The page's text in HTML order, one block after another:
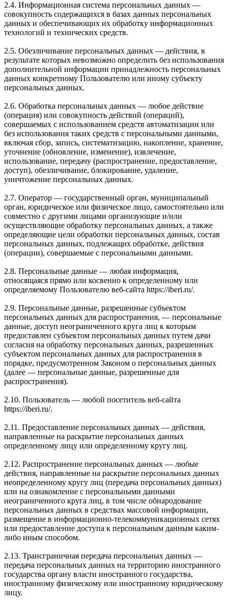
2.4. Информационная система персональных данных —
совокупность содержащихся в базах данных персональных
данных и обеспечивающих их обработку информационных
технологий и технических средств.
2.5. Обезличивание персональных данных — действия, в
результате которых невозможно определить без использования
дополнительной информации принадлежность персональных
данных конкретному Пользователю или иному субъекту
персональных данных.
2.6. Обработка персональных данных — любое действие
(операция) или совокупность действий (операций),
совершаемых с использованием средств автоматизации или
без использования таких средств с персональными данными,
включая сбор, запись, систематизацию, накопление, хранение,
уточнение (обновление, изменение), извлечение,
использование, передачу (распространение, предоставление,
доступ), обезличивание, блокирование, удаление,
уничтожение персональных данных.
2.7. Оператор — государственный орган, муниципальный
орган, юридическое или физическое лицо, самостоятельно или
совместно с другими лицами организующие и/или
осуществляющие обработку персональных данных, а также
определяющие цели обработки персональных данных, состав
персональных данных, подлежащих обработке, действия
(операции), совершаемые с персональными данными.
2.8. Персональные данные — любая информация,
относящаяся прямо или косвенно к определенному или
определяемому Пользователю веб-сайта https://iberi.ru/.
2.9. Персональные данные, разрешенные субъектом
персональных данных для распространения, — персональные
данные, доступ неограниченного круга лиц к которым
предоставлен субъектом персональных данных путем дачи
согласия на обработку персональных данных, разрешенных
субъектом персональных данных для распространения в
порядке, предусмотренном Законом о персональных данных
(далее — персональные данные, разрешенные для
распространения).
2.10. Пользователь — любой посетитель веб-сайта
https://iberi.ru/.
2.11. Предоставление персональных данных — действия,
направленные на раскрытие персональных данных
определенному лицу или определенному кругу лиц.
2.12. Распространение персональных данных — любые
действия, направленные на раскрытие персональных данных
неопределенному кругу лиц (передача персональных данных)
или на ознакомление с персональными данными
неограниченного круга лиц, в том числе обнародование
персональных данных в средствах массовой информации,
размещение в информационно-телекоммуникационных сетях
или предоставление доступа к персональным данным каким-
либо иным способом.
2.13. Трансграничная передача персональных данных —
передача персональных данных на территорию иностранного
государства органу власти иностранного государства,
иностранному физическому или иностранному юридическому
лицу.